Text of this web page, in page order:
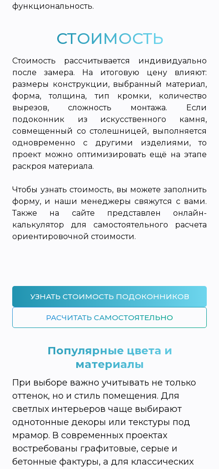
функциональность.
СТОИМОСТЬ
Стоимость рассчитывается индивидуально
после замера. На итоговую цену влияют:
размеры конструкции, выбранный материал,
форма, толщина, тип кромки, количество
вырезов, сложность монтажа. Если
подоконник из искусственного камня,
совмещенный со столешницей, выполняется
одновременно с другими изделиями, то
проект можно оптимизировать ещё на этапе
раскроя материала.
Чтобы узнать стоимость, вы можете заполнить
форму, и наши менеджеры свяжутся с вами.
Также на сайте представлен онлайн-
калькулятор для самостоятельного расчета
ориентировочной стоимости.
УЗНАТЬ СТОИМОСТЬ ПОДОКОННИКОВ
РАСЧИТАТЬ САМОСТОЯТЕЛЬНО
Популярные цвета и
материалы
При выборе важно учитывать не только
оттенок, но и стиль помещения. Для
светлых интерьеров чаще выбирают
однотонные декоры или текстуры под
мрамор. В современных проектах
востребованы графитовые, серые и
бетонные фактуры, а для классических